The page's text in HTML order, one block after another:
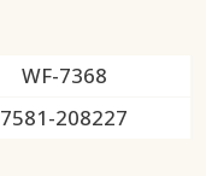
WF-7368
7581-208227